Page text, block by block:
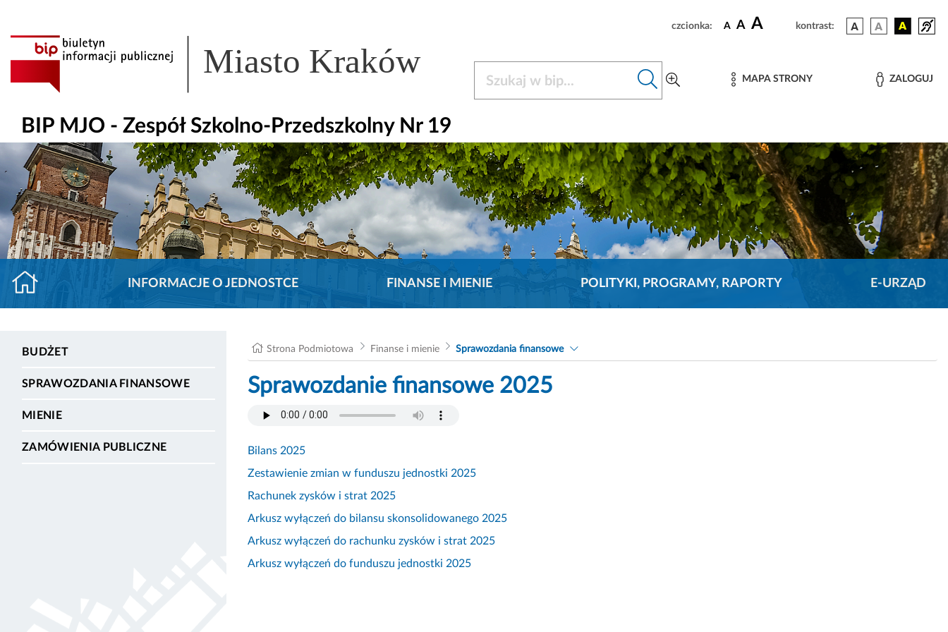
czcionka: A A A kontrast:
Miasto Kraków MAPA STRONY ZALOGUJ
BIP MJO - Zespół Szkolno-Przedszkolny Nr 19
INFORMACJE O JEDNOSTCE FINANSE I MIENIE POLITYKI, PROGRAMY, RAPORTY E-URZĄD
BUDŻET
SPRAWOZDANIA FINANSOWE
MIENIE
ZAMÓWIENIA PUBLICZNE
Strona Podmiotowa Finanse i mienie Sprawozdania finansowe
Sprawozdanie finansowe 2025
Bilans 2025
Zestawienie zmian w funduszu jednostki 2025
Rachunek zysków i strat 2025
Arkusz wyłączeń do bilansu skonsolidowanego 2025
Arkusz wyłączeń do rachunku zysków i strat 2025
Arkusz wyłączeń do funduszu jednostki 2025